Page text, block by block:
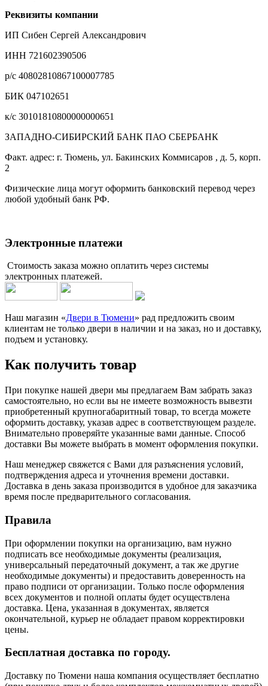
Реквизиты компании
ИП Сибен Сергей Александрович
ИНН 721602390506
р/с 40802810867100007785
БИК 047102651
к/с 30101810800000000651
ЗАПАДНО-СИБИРСКИЙ БАНК ПАО СБЕРБАНК
Факт. адрес: г. Тюмень, ул. Бакинских Коммисаров , д. 5, корп.
2
Физические лица могут оформить банковский перевод через
любой удобный банк РФ.
Электронные платежи
Стоимость заказа можно оплатить через системы
электронных платежей.
Наш магазин «Двери в Тюмени» рад предложить своим
клиентам не только двери в наличии и на заказ, но и доставку,
подъем и установку.
Как получить товар
При покупке нашей двери мы предлагаем Вам забрать заказ
самостоятельно, но если вы не имеете возможность вывезти
приобретенный крупногабаритный товар, то всегда можете
оформить доставку, указав адрес в соответствующем разделе.
Внимательно проверяйте указанные вами данные. Способ
доставки Вы можете выбрать в момент оформления покупки.
Наш менеджер свяжется с Вами для разъяснения условий,
подтверждения адреса и уточнения времени доставки.
Доставка в день заказа производится в удобное для заказчика
время после предварительного согласования.
Правила
При оформлении покупки на организацию, вам нужно
подписать все необходимые документы (реализация,
универсальный передаточный документ, а так же другие
необходимые документы) и предоставить доверенность на
право подписи от организации. Только после оформления
всех документов и полной оплаты будет осуществлена
доставка. Цена, указанная в документах, является
окончательной, курьер не обладает правом корректировки
цены.
Бесплатная доставка по городу.
Доставку по Тюмени наша компания осуществляет бесплатно